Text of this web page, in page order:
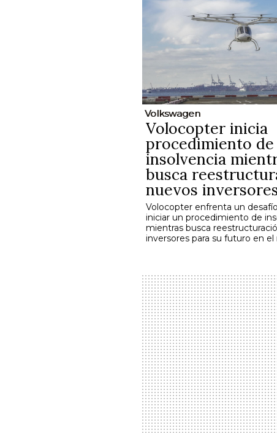
Volkswagen
Volocopter inicia
procedimiento de
insolvencia
busca
nuevos
Volocopter enfrenta un
iniciar un procedimiento de
mientras busca
inversores para su futuro en el